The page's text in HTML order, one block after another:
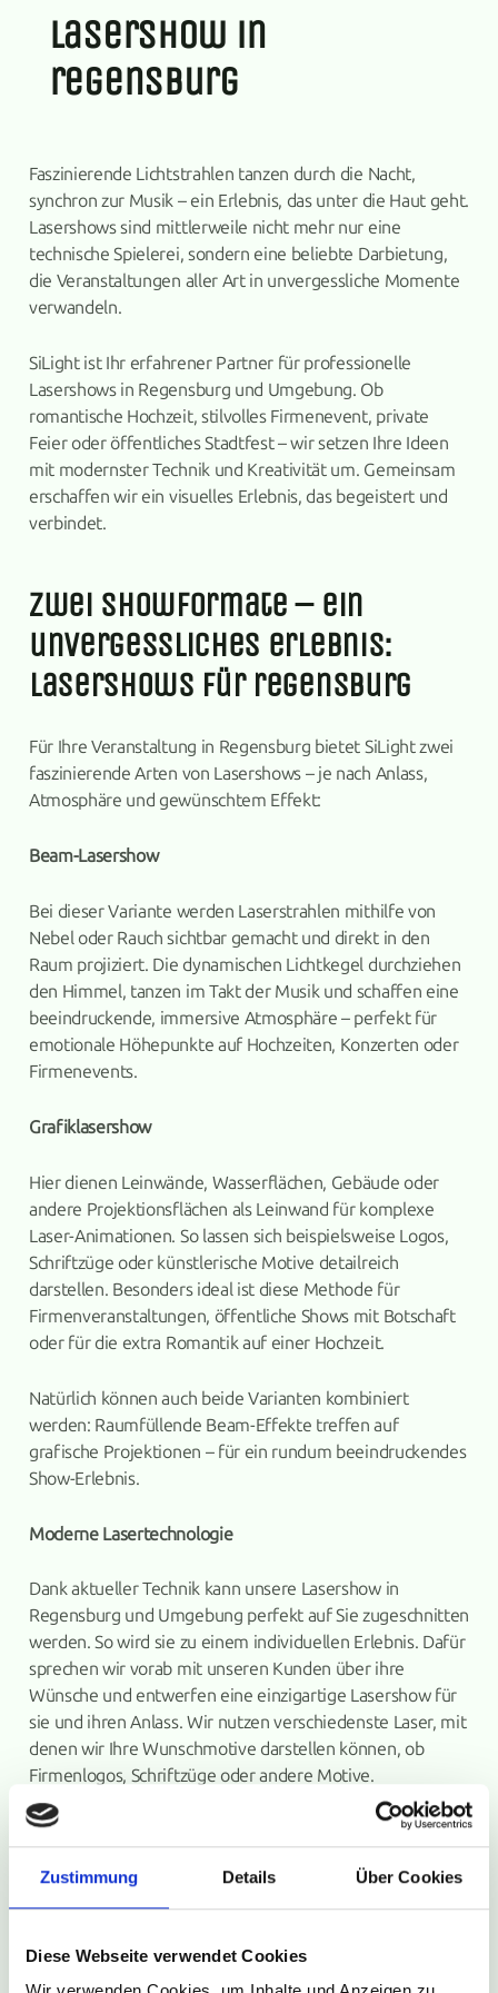
Zustimmung Details Über Cookies
Diese Webseite verwendet Cookies
lasershow in
regensburg
Faszinierende Lichtstrahlen tanzen durch die Nacht,
synchron zur Musik – ein Erlebnis, das unter die Haut geht.
Lasershows sind mittlerweile nicht mehr nur eine
technische Spielerei, sondern eine beliebte Darbietung,
die Veranstaltungen aller Art in unvergessliche Momente
verwandeln.
SiLight ist Ihr erfahrener Partner für professionelle
Lasershows in Regensburg und Umgebung. Ob
romantische Hochzeit, stilvolles Firmenevent, private
Feier oder öffentliches Stadtfest – wir setzen Ihre Ideen
mit modernster Technik und Kreativität um. Gemeinsam
erschaffen wir ein visuelles Erlebnis, das begeistert und
verbindet.
zwei showformate – ein
unvergessliches erlebnis:
lasershows für regensburg
Für Ihre Veranstaltung in Regensburg bietet SiLight zwei
faszinierende Arten von Lasershows – je nach Anlass,
Atmosphäre und gewünschtem Effekt:
Beam-Lasershow
Bei dieser Variante werden Laserstrahlen mithilfe von
Nebel oder Rauch sichtbar gemacht und direkt in den
Raum projiziert. Die dynamischen Lichtkegel durchziehen
den Himmel, tanzen im Takt der Musik und schaffen eine
beeindruckende, immersive Atmosphäre – perfekt für
emotionale Höhepunkte auf Hochzeiten, Konzerten oder
Firmenevents.
Grafiklasershow
Hier dienen Leinwände, Wasserflächen, Gebäude oder
andere Projektionsflächen als Leinwand für komplexe
Laser-Animationen. So lassen sich beispielsweise Logos,
Schriftzüge oder künstlerische Motive detailreich
darstellen. Besonders ideal ist diese Methode für
Firmenveranstaltungen, öffentliche Shows mit Botschaft
oder für die extra Romantik auf einer Hochzeit.
Natürlich können auch beide Varianten kombiniert
werden: Raumfüllende Beam-Effekte treffen auf
grafische Projektionen – für ein rundum beeindruckendes
Show-Erlebnis.
Moderne Lasertechnologie
Dank aktueller Technik kann unsere Lasershow in
Regensburg und Umgebung perfekt auf Sie zugeschnitten
werden. So wird sie zu einem individuellen Erlebnis. Dafür
sprechen wir vorab mit unseren Kunden über ihre
Wünsche und entwerfen eine einzigartige Lasershow für
sie und ihren Anlass. Wir nutzen verschiedenste Laser, mit
denen wir Ihre Wunschmotive darstellen können, ob
Firmenlogos, Schriftzüge oder andere Motive.